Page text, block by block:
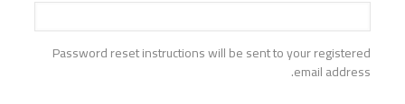
Password reset instructions will be sent to your registered
email address.